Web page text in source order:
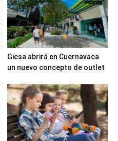
Gicsa abrirá en Cuernavaca
un nuevo concepto de outlet